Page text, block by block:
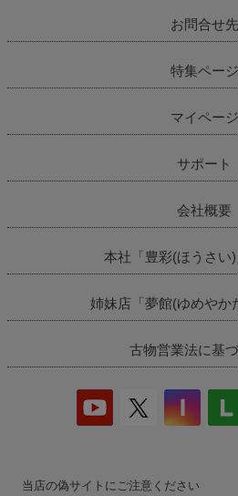
お問合せ先
特集ページ
マイページ
サポート
会社概要
本社「豊彩(ほうさい
姉妹店「夢館(ゆめやか
古物営業法に基
当店の偽サイトにご注意ください